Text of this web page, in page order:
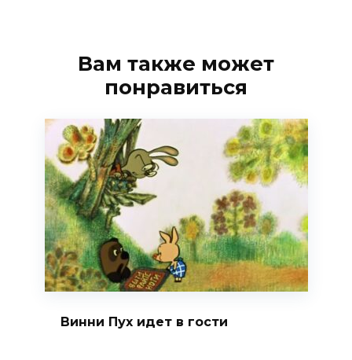
Вам также может
понравиться
Винни Пух идет в гости